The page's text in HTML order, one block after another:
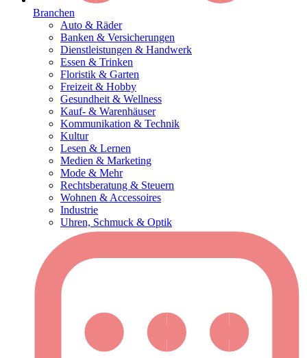
Branchen
Auto & Räder
Banken & Versicherungen
Dienstleistungen & Handwerk
Essen & Trinken
Floristik & Garten
Freizeit & Hobby
Gesundheit & Wellness
Kauf- & Warenhäuser
Kommunikation & Technik
Kultur
Lesen & Lernen
Medien & Marketing
Mode & Mehr
Rechtsberatung & Steuern
Wohnen & Accessoires
Industrie
Uhren, Schmuck & Optik